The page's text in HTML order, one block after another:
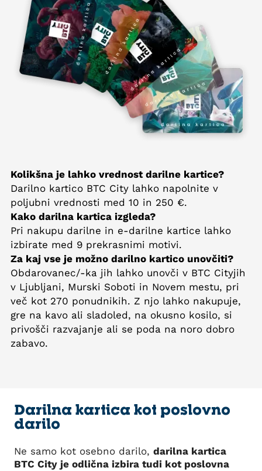
Kolikšna je lahko vrednost darilne kartice?
Darilno kartico BTC City lahko napolnite v
poljubni vrednosti med 10 in 250 €.
Kako darilna kartica izgleda?
Pri nakupu darilne in e-darilne kartice lahko
izbirate med 9 prekrasnimi motivi.
Za kaj vse je možno darilno kartico unovčiti?
Obdarovanec/-ka jih lahko unovči v BTC Cityjih
v Ljubljani, Murski Soboti in Novem mestu, pri
več kot 270 ponudnikih. Z njo lahko nakupuje,
gre na kavo ali sladoled, na okusno kosilo, si
privošči razvajanje ali se poda na noro dobro
zabavo.
Darilna kartica kot poslovno
darilo
Ne samo kot osebno darilo, darilna kartica
BTC City je odlična izbira tudi kot poslovna